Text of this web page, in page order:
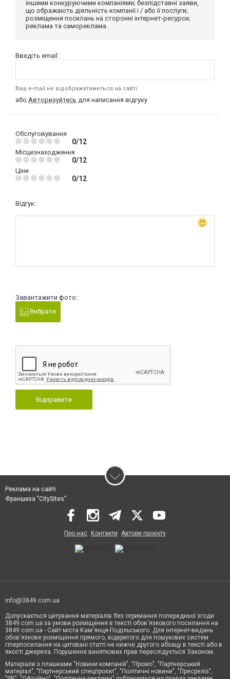
іншими конкуруючими компаніями; безпідставні заяви,
що ображають діяльність компанії і / або її послуги;
розміщення посилань на сторонні інтернет-ресурси;
реклама та самореклама.
Введіть email:
Ваш e-mail не відображатиметься на сайті
або Авторизуйтесь для написання відгуку
Обслуговування
0/12
Місцезнаходження
0/12
Ціни
0/12
Відгук:
Завантажити фото:
Вибрати
Відправити
Реклама на сайті
Франшиза "CitySites"
Про нас Контакти Автори проєкту
info@3849.com.ua
Допускається цитування матеріалів без отримання попередньої згоди
3849.com.ua за умови розміщення в тексті обов'язкового посилання на
3849.com.ua - Сайт міста Кам'янця-Подільського. Для інтернет-видань
обов'язкове розміщення прямого, відкритого для пошукових систем
гіперпосилання на цитовані статті не нижче другого абзацу в тексті або в
якості джерела. Порушення виняткових прав переслідується Законом.
Матеріали з плашками "Новини компаній", "Промо", "Партнерський
матеріал", "Партнерський спецпроєкт", "Політичні новини", "Пресреліз",